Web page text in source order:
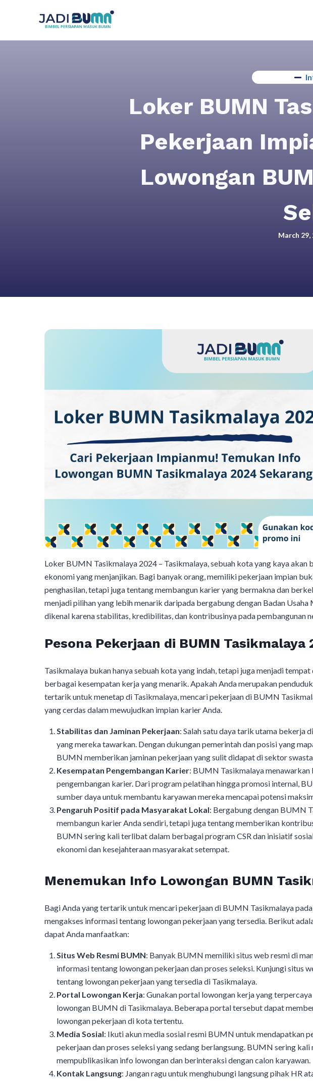
Loker BUMN
Pekerjaan
Lowongan
March 29,
Loker BUMN Tasikmalaya 2024 – Tasikmalaya, sebuah kota yang kaya akan
ekonomi yang menjanjikan. Bagi banyak orang, memiliki pekerjaan impian
penghasilan, tetapi juga tentang membangun karier yang bermakna dan
menjadi pilihan yang lebih menarik daripada bergabung dengan Badan
dikenal karena stabilitas, kredibilitas, dan kontribusinya pada pembangunan
Pesona Pekerjaan di BUMN Tasikmalaya
Tasikmalaya bukan hanya sebuah kota yang indah, tetapi juga menjadi
berbagai kesempatan kerja yang menarik. Apakah Anda merupakan
tertarik untuk menetap di Tasikmalaya, mencari pekerjaan di BUMN
yang cerdas dalam mewujudkan impian karier Anda.
Stabilitas dan Jaminan Pekerjaan: Salah satu daya tarik utama bekerja
yang mereka tawarkan. Dengan dukungan pemerintah dan posisi yang
BUMN memberikan jaminan pekerjaan yang sulit didapat di sektor
Kesempatan Pengembangan Karier: BUMN Tasikmalaya
pengembangan karier. Dari program pelatihan hingga promosi internal,
sumber daya untuk membantu karyawan mereka mencapai potensi
Pengaruh Positif pada Masyarakat Lokal: Bergabung dengan BUMN
membangun karier Anda sendiri, tetapi juga tentang memberikan
BUMN sering kali terlibat dalam berbagai program CSR dan inisiatif
ekonomi dan kesejahteraan masyarakat setempat.
Menemukan Info Lowongan BUMN
Bagi Anda yang tertarik untuk mencari pekerjaan di BUMN Tasikmalaya
mengakses informasi tentang lowongan pekerjaan yang tersedia. Berikut
dapat Anda manfaatkan:
Situs Web Resmi BUMN: Banyak BUMN memiliki situs web resmi di
informasi tentang lowongan pekerjaan dan proses seleksi. Kunjungi situs
tentang lowongan pekerjaan yang tersedia di Tasikmalaya.
Portal Lowongan Kerja: Gunakan portal lowongan kerja yang
lowongan BUMN di Tasikmalaya. Beberapa portal tersebut dapat
lowongan pekerjaan di kota tertentu.
Media Sosial: Ikuti akun media sosial resmi BUMN untuk mendapatkan
pekerjaan dan proses seleksi yang sedang berlangsung. BUMN sering kali
mempublikasikan info lowongan dan berinteraksi dengan calon karyawan.
Kontak Langsung: Jangan ragu untuk menghubungi langsung pihak HR